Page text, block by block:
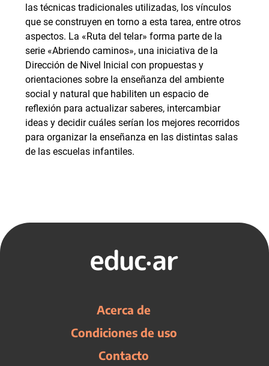
las técnicas tradicionales utilizadas, los vínculos
que se construyen en torno a esta tarea, entre otros
aspectos. La «Ruta del telar» forma parte de la
serie «Abriendo caminos», una iniciativa de la
Dirección de Nivel Inicial con propuestas y
orientaciones sobre la enseñanza del ambiente
social y natural que habiliten un espacio de
reflexión para actualizar saberes, intercambiar
ideas y decidir cuáles serían los mejores recorridos
para organizar la enseñanza en las distintas salas
de las escuelas infantiles.
Acerca de
Condiciones de uso
Contacto